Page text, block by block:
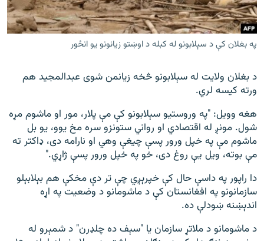
په بغلان کې د سېلابونو له کبله د اوښتو زیانونو یو انځور
د بغلان ولایت له سېلابونو څخه زیانمن شوی عبدالمجید هم
ورته کیسه لري.
هغه وویل: "په وروستیو سېلابونو کې مې پلار، مور او ماشوم مړه
شول. مونږ له اقتصادي او رواني ستونزو سره مخ یوو، یو بل
ماشوم مې په خپل ورور پسې چیغې وهي او نارامه دی، ډاکتر ته
مې بوته، ویل یې روغ دی، خو په خپل ورور پسې ژاړي."
دا راپور په داسې حال کې خپرېږي چې تر دې مخکې هم بېلابېلو
سازمانونو په افغانستان کې د ماشومانو د وضعیت په اړه
اندېښنه ښودلې ده.
د ماشومانو د ملاتړ سازمان یا "سېف ده چلډرن" د شمېرو له